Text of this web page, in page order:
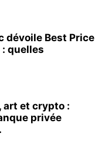
dévoile Best Price
quelles
art et crypto :
privée